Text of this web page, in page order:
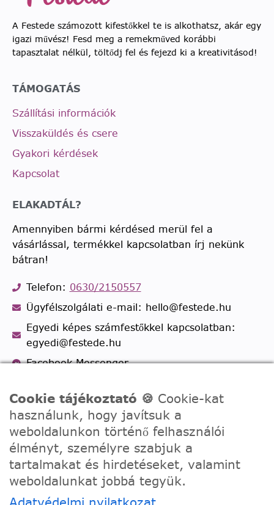
A Festede számozott kifestőkkel te is alkothatsz, akár egy
igazi művész! Fesd meg a remekműved korábbi
tapasztalat nélkül, töltődj fel és fejezd ki a kreativitásod!
TÁMOGATÁS
Szállítási információk
Visszaküldés és csere
Gyakori kérdések
Kapcsolat
ELAKADTÁL?
Amennyiben bármi kérdésed merül fel a
vásárlással, termékkel kapcsolatban írj nekünk
bátran!
Telefon: 0630/2150557
Ügyfélszolgálati e-mail: hello@festede.hu
Egyedi képes számfestőkkel kapcsolatban:
egyedi@festede.hu
Facebook Messenger
Cookie tájékoztató 🍪 Cookie-kat
használunk, hogy javítsuk a
weboldalunkon történő felhasználói
élményt, személyre szabjuk a
tartalmakat és hirdetéseket, valamint
weboldalunkat jobbá tegyük.